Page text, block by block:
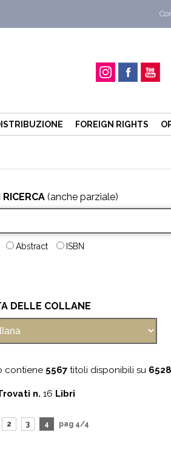
FOREIGN RIGHTS
RICERCA(anche parziale)
Abstract ISBN
DELLE COLLANE
contiene 5567titoli disponibili su 6528
n. 16 Libri
2 3 4 pag 4/4